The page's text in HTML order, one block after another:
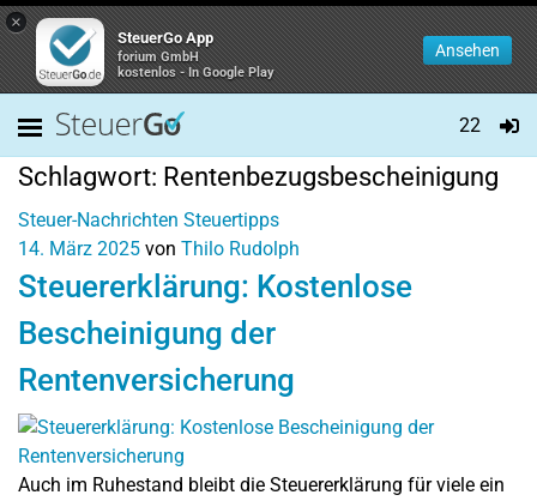
×
SteuerGo App
forium GmbH
kostenlos - In Google Play
Ansehen
22
Schlagwort: Rentenbezugsbescheinigung
Steuer-Nachrichten Steuertipps
14. März 2025 von Thilo Rudolph
Steuererklärung: Kostenlose
Bescheinigung der
Rentenversicherung
Auch im Ruhestand bleibt die Steuererklärung für viele ein